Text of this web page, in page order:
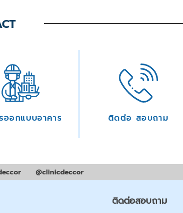
ออกแบบอาคาร ติดต่อ สอบถาม
@clinicdeccor
ติดต่อสอบถาม